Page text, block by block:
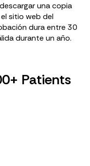
una copia
sitio web del
dura entre 30
durante un año.
Patients